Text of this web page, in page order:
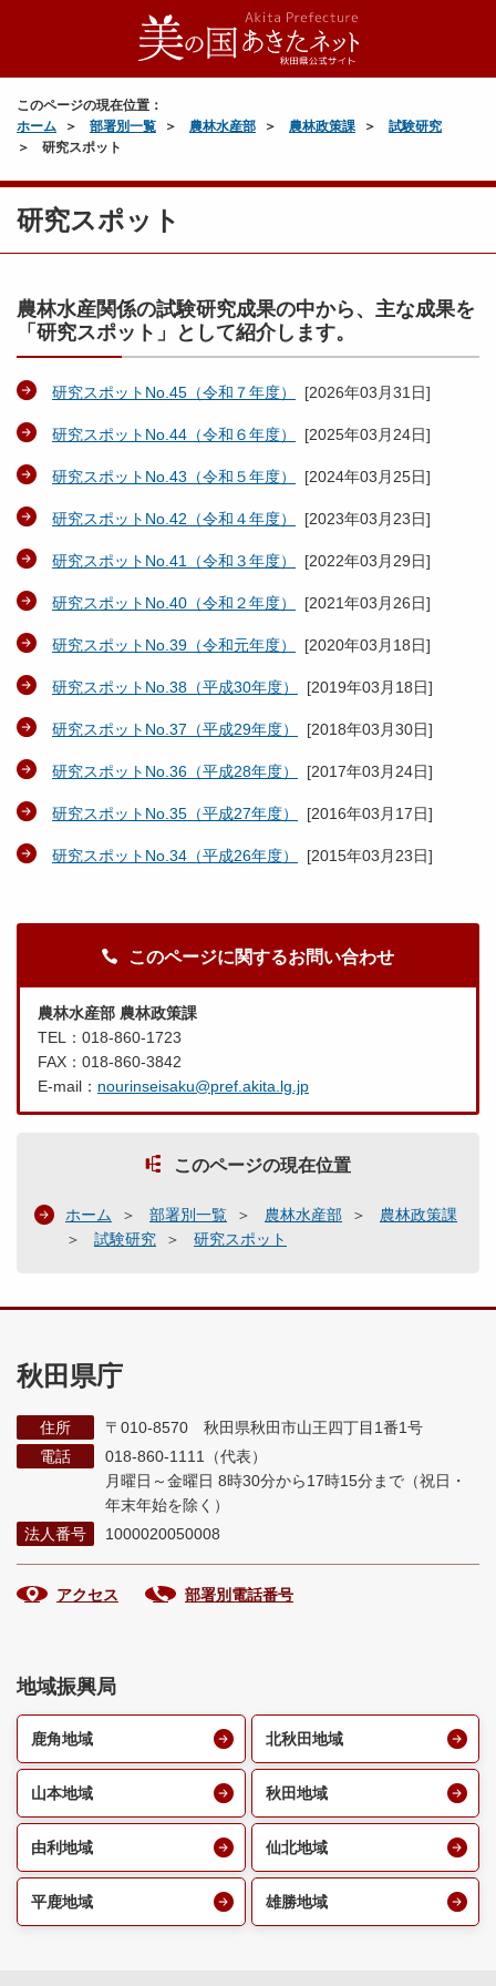
このページの現在位置：
ホーム
部署別一覧 農林水産部 農林政策課
試験研究
研究スポット
研究スポット
農林水産関係の試験研究成果の中から、主な成果を
「研究スポット」として紹介します。
研究スポットNo.45（令和７年度） [2026年03月31日]
研究スポットNo.44（令和６年度） [2025年03月24日]
研究スポットNo.43（令和５年度） [2024年03月25日]
研究スポットNo.42（令和４年度） [2023年03月23日]
研究スポットNo.41（令和３年度） [2022年03月29日]
研究スポットNo.40（令和２年度） [2021年03月26日]
研究スポットNo.39（令和元年度） [2020年03月18日]
研究スポットNo.38（平成30年度） [2019年03月18日]
研究スポットNo.37（平成29年度） [2018年03月30日]
研究スポットNo.36（平成28年度） [2017年03月24日]
研究スポットNo.35（平成27年度） [2016年03月17日]
研究スポットNo.34（平成26年度） [2015年03月23日]
このページに関するお問い合わせ
農林水産部 農林政策課
TEL：018-860-1723
FAX：018-860-3842
E-mail： nourinseisaku@pref.akita.lg.jp
このページの現在位置
ホーム 部署別一覧 農林水産部
農林政策課
試験研究
研究スポット
秋田県庁
住所
〒010-8570 秋田県秋田市山王四丁目1番1号
電話
018-860-1111（代表）
月曜日～金曜日 8時30分から17時15分まで （祝日・
年末年始を除く）
法人番号
1000020050008
アクセス 部署別電話番号
地域振興局
鹿角地域 北秋田地域
山本地域 秋田地域
由利地域 仙北地域
平鹿地域 雄勝地域